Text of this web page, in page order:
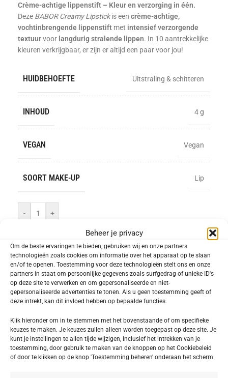
Beheer je privacy
Om de beste ervaringen te bieden, gebruiken wij en onze partners
technologieën zoals cookies om informatie over het apparaat op te slaan
en/of te openen. Toestemming voor deze technologieën stelt ons en onze
partners in staat om persoonlijke gegevens zoals surfgedrag of unieke ID's
op deze site te verwerken en om gepersonaliseerde en niet-
gepersonaliseerde advertenties te tonen. Als u geen toestemming geeft of
deze intrekt, kan dit invloed hebben op bepaalde functies.
Klik hieronder om in te stemmen met het bovenstaande of om specifieke
keuzes te maken. Je keuzes zullen alleen worden toegepast op deze site. Je
kunt je instellingen te allen tijde wijzigen, inclusief het intrekken van je
toestemming, door gebruik te maken van de knoppen op het Cookiebeleid
of door te klikken op de knop 'Toestemming beheren' onderaan het scherm.
Crème-achtige lippenstift – Kleur en verzorging in één.
Deze BABOR Creamy Lipstickis een crème-achtige,
vochtinbrengende lippenstift met intensief verzorgende
textuurvoor langdurig stralende lippen. In 10 aantrekkelijke
kleuren verkrijgbaar, er zijn er altijd een paar voor jou!
HUIDBEHOEFTE Uitstraling & schitteren
INHOUD 4 g
VEGAN Vegan
SOORT MAKE-UP Lip
- +
TOEVOEGEN AAN WINKELWAGEN
Toevoegen aan verlanglijst
SKU:601404
Categorieën: Lip Make-up,SKINCARE Make-up
Delen:
Beschrijving